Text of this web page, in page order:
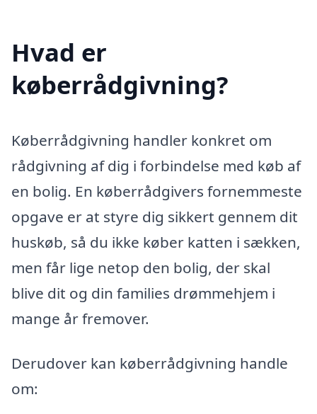
Hvad er
køberrådgivning?
Køberrådgivning handler konkret om
rådgivning af dig i forbindelse med køb af
en bolig. En køberrådgivers fornemmeste
opgave er at styre dig sikkert gennem dit
huskøb, så du ikke køber katten i sækken,
men får lige netop den bolig, der skal
blive dit og din families drømmehjem i
mange år fremover.
Derudover kan køberrådgivning handle
om: